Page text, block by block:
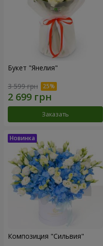
Букет "Янелия"
3 599 грн
Заказать
Композиция "Сильвия"